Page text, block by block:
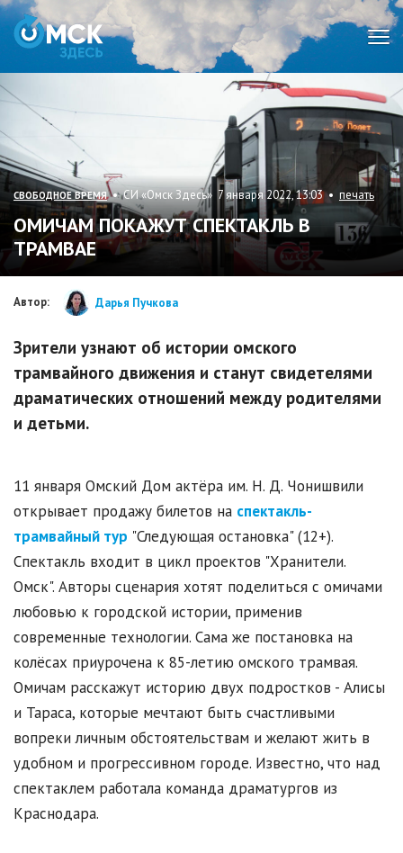
СВОБОДНОЕ ВРЕМЯ• СИ «Омск Здесь» 7 января 2022, 13:03 • печать
ОМИЧАМ ПОКАЖУТ СПЕКТАКЛЬ В
ТРАМВАЕ
Автор: Дарья Пучкова
Зрители узнают об истории омского
трамвайного движения и станут свидетелями
драматических отношений между родителями
и детьми.
11 января Омский Дом актёра им. Н. Д. Чонишвили
открывает продажу билетов на спектакль-
трамвайный тур "Следующая остановка" (12+).
Спектакль входит в цикл проектов "Хранители.
Омск". Авторы сценария хотят поделиться с омичами
любовью к городской истории, применив
современные технологии. Сама же постановка на
колёсах приурочена к 85-летию омского трамвая.
Омичам расскажут историю двух подростков - Алисы
и Тараса, которые мечтают быть счастливыми
вопреки личным обстоятельствам и желают жить в
удобном и прогрессивном городе. Известно, что над
спектаклем работала команда драматургов из
Краснодара.